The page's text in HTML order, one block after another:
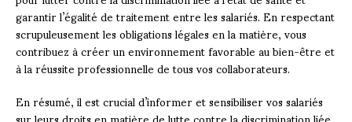
garantir l’égalité de traitement entre les salariés. En respectant
scrupuleusement les obligations légales en la matière, vous
contribuez à créer un environnement favorable au bien-être et
à la réussite professionnelle de tous vos collaborateurs.
En résumé, il est crucial d’informer et sensibiliser vos salariés